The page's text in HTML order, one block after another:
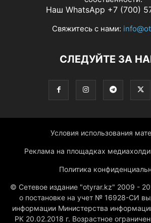
Наш WhatsApp +7 (700)
Свяжитесь с нами:
СЛЕДУЙТЕ ЗА
Условия использования
Реклама на площадках
Политика
© Сетевое издание "otyrar.kz" 2009 -
о постановке на учет № 16928-СИ
информации Министерства
РК 20.02.2018 г. Возрастное